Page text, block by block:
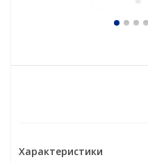
Характеристики